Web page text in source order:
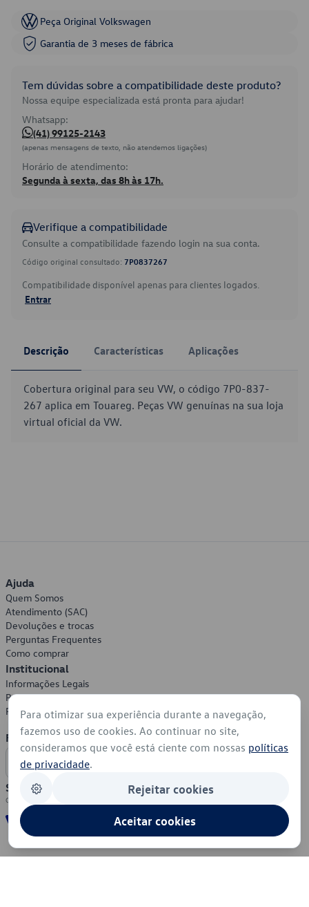
Peça Original Volkswagen
Garantia de 3 meses de fábrica
Tem dúvidas sobre a compatibilidade deste produto?
Nossa equipe especializada está pronta para ajudar!
Whatsapp:
(41) 99125-2143
(apenas mensagens de texto, não atendemos ligações)
Horário de atendimento:
Segunda à sexta, das 8h às 17h.
Verifique a compatibilidade
Consulte a compatibilidade fazendo login na sua conta.
Código original consultado: 7P0837267
Compatibilidade disponível apenas para clientes logados.
Entrar
Descrição Características Aplicações
Cobertura original para seu VW, o código 7P0-837-
267 aplica em Touareg. Peças VW genuínas na sua loja
virtual oficial da VW.
Ajuda
Quem Somos
Atendimento (SAC)
Devoluções e trocas
Perguntas Frequentes
Como comprar
Institucional
Informações Legais
Política de Privacidade
Política de Cookies
Formas de Pagamento
Segurança
Para otimizar sua experiência durante a navegação,
fazemos uso de cookies. Ao continuar no site,
consideramos que você está ciente com nossas políticas
de privacidade.
Rejeitar cookies
Aceitar cookies